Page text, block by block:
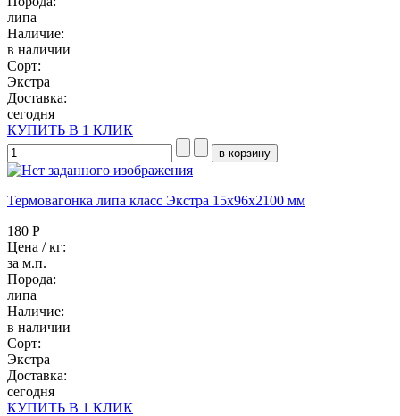
липа
Наличие:
в наличии
Сорт:
Экстра
Доставка:
сегодня
КУПИТЬ В 1 КЛИК
Термовагонка липа класс Экстра 15x96x2100 мм
180 Р
Цена / кг:
за м.п.
Порода:
липа
Наличие:
в наличии
Сорт:
Экстра
Доставка:
сегодня
КУПИТЬ В 1 КЛИК